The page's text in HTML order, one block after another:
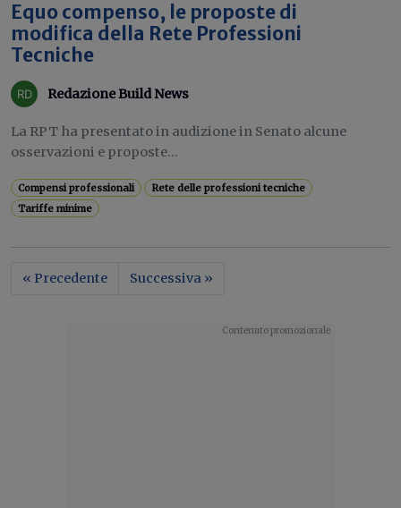
Equo compenso, le proposte di
modifica della Rete Professioni
Tecniche
Redazione Build News
La RPT ha presentato in audizione in Senato alcune
osservazioni e proposte...
Compensi professionali
Rete delle professioni tecniche
Tariffe minime
« Precedente Successiva »